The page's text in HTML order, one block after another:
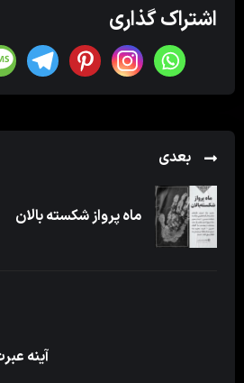
اشتراک گذاری
بعدی
ماه پرواز شکسته بالان
آینه